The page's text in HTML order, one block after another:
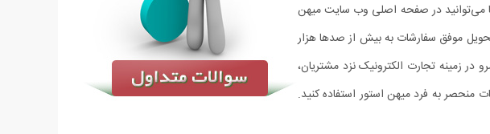
می‏‌توانید در صفحه اصلی وب سایت میهن
کنید. همچنین میهن استور با بیش از 8 سال سابقه فعالیت و تحویل موفق سفارشات به بیش از صدها هزار
در زمینه تجارت الکترونیک نزد مشتریان،
منحصر به فرد میهن استور استفاده کنید.